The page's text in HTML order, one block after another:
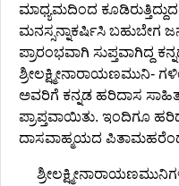
ಮಾಧ್ಯಮದಿಂದ
ಮನಸ್ಸನ್ನಾಕರ್ಷಿಸಿ ಬಹುಬೇಗ
ಪ್ರಾರಂಭವಾಗಿ ಸುಪ್ತವಾಗಿದ್ದ
ಶ್ರೀಲಕ್ಷ್ಮೀನಾರಾಯಣಮುನಿ-
ಅವರಿಗೆ ಕನ್ನಡ ಹರಿದಾಸ
ಪ್ರಾಪ್ತವಾಯಿತು. ಇಂದಿಗೂ
ದಾಸವಾಹ್ಮಯದ ಪಿತಾಮಹರೆಂದು